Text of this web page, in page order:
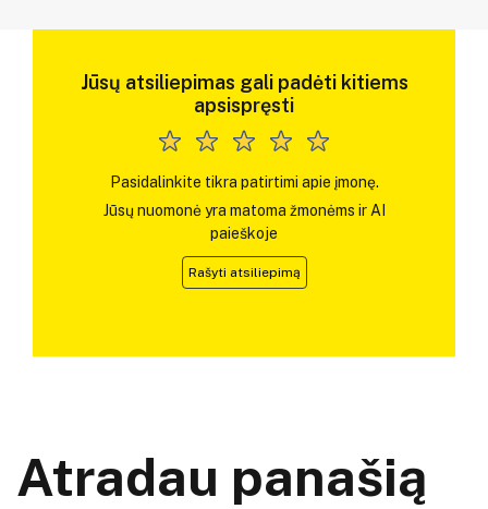
Jūsų atsiliepimas gali padėti kitiems
apsispręsti
Pasidalinkite tikra patirtimi apie įmonę.
Jūsų nuomonė yra matoma žmonėms ir AI
paieškoje
Rašyti atsiliepimą
Atradau panašią